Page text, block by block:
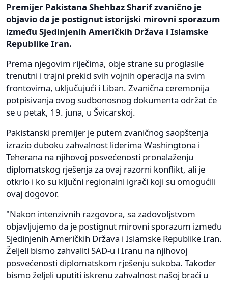
Premijer Pakistana Shehbaz Sharif zvanično je
objavio da je postignut istorijski mirovni sporazum
između Sjedinjenih Američkih Država i Islamske
Republike Iran.
Prema njegovim riječima, obje strane su proglasile
trenutni i trajni prekid svih vojnih operacija na svim
frontovima, uključujući i Liban. Zvanična ceremonija
potpisivanja ovog sudbonosnog dokumenta održat će
se u petak, 19. juna, u Švicarskoj.
Pakistanski premijer je putem zvaničnog saopštenja
izrazio duboku zahvalnost liderima Washingtona i
Teherana na njihovoj posvećenosti pronalaženju
diplomatskog rješenja za ovaj razorni konflikt, ali je
otkrio i ko su ključni regionalni igrači koji su omogućili
ovaj dogovor.
"Nakon intenzivnih razgovora, sa zadovoljstvom
objavljujemo da je postignut mirovni sporazum između
Sjedinjenih Američkih Država i Islamske Republike Iran.
Željeli bismo zahvaliti SAD-u i Iranu na njihovoj
posvećenosti diplomatskom rješenju sukoba. Također
bismo željeli uputiti iskrenu zahvalnost našoj braći u